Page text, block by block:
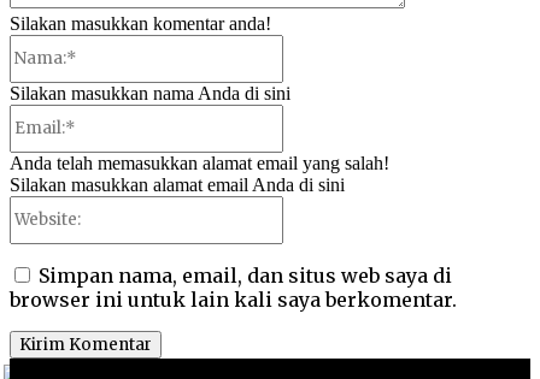
Silakan masukkan komentar anda!
Silakan masukkan nama Anda di sini
Anda telah memasukkan alamat email yang salah!
Silakan masukkan alamat email Anda di sini
Simpan nama, email, dan situs web saya di
browser ini untuk lain kali saya berkomentar.